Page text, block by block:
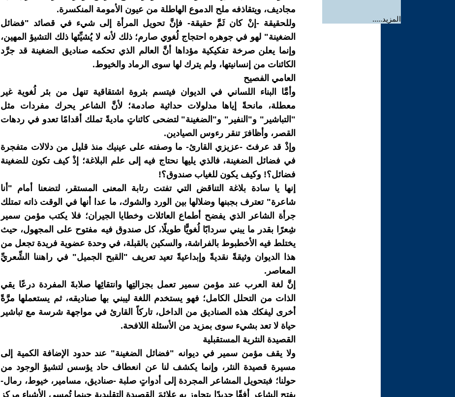
المزيد.....
مجاديف، ويتقاذفه ملح الدموع الهاطلة من عيون الأمومة المنكسرة.
وللحقيقة -إنْ كان ثَمَّ حقيقة- فإنَّ تحويل المرأة إلى شيء في قصائد "فضائل
الضغينة" لهو في جوهره احتجاج لُغوي صارم؛ ذلك لأنه لا يُشيِّئها ذلك التشيؤ المهين،
وإنما يعلن صرخة تفكيكية مؤداها أنَّ العالم الذي تحكمه صناديق الضغينة قد جرَّد
الكائنات من إنسانيتها، ولم يترك لها سوى الرماد والخيوط.
العامي الفصيح
وأمَّا البناء اللساني في الديوان فيتسم بثروة اشتقاقية تنهل من بئر لُغوية غير
معطلة، مانحةً إياها مدلولات حداثية صادمة؛ لأنَّ الشاعر يحرك مفردات مثل
"التباشير" و"النفير" و"الضغينة" لتضحى كائناتٍ ماديةً تملك أقدامًا تعدو في ردهات
القصر، وأظافرَ تنقر رءوس الصيادين.
وإذْ قد عرفتَ -عزيزي القارئ- ما وصفته على عينيك منذ قليل من دلالات متفجرة
في فضائل الضغينة، فالذي يليها نحتاج فيه إلى علم البلاغة؛ إذْ كيف تكون للضغينة
فضائل؟! وكيف يكون للغياب صندوق؟!
إنها يا سادة بلاغة التناقض التي تفتت رتابة المعنى المستقر، لتضعنا أمام "أنا
شاعرة" تعترف بجبنها وضلالها بين الورد والشوك، ما عدا أنها في الوقت ذاته تمتلك
جرأة الشاعر الذي يفضح أطماع العائلات وخطايا الجيران؛ فلا يكتب مؤمن سمير
شِعرًا بقدر ما يبني سردابًا لُغويًّا طويلًا، كل صندوق فيه مفتوح على المجهول، حيث
يختلط فيه الأخطبوط بالفراشة، والسكين بالقبلة، في وحدة عضوية فريدة تجعل من
هذا الديوان وثيقةً نقديةً وإبداعيةً تعيد تعريف "القبح الجميل" في راهننا الشِّعريِّ
المعاصر.
إنَّ لغة العرب عند مؤمن سمير تعمل بجزالتِها وانتقائِها صلابةَ المفردة درعًا يقي
الذات من التحلل الكامل؛ فهو يستخدم اللغة ليبني بها صناديقه، ثم يستعملها مرَّةً
أخرى ليفكك هذه الصناديق من الداخل، تاركاً القارئ في مواجهة شرسة مع تباشير
حياة لا تعد بشيء سوى بمزيد من الأسئلة اللافحة.
القصيدة النثرية المستقبلية
ولا يقف مؤمن سمير في ديوانه "فضائل الضغينة" عند حدود الإضافة الكمية إلى
مسيرة قصيدة النثر، وإنما يكشف لنا عن انعطاف حاد يؤسس لتشيؤ الوجود من
حولنا؛ فبتحويل المشاعر المجردة إلى أدواتٍ صلبة -صناديق، مسامير، خيوط، رمال-
يفتح الشاعر أفقًا جديدًا يتجاوز به علائمَ القصيدة التقليدية حينما تُمسي الأشياء مركز